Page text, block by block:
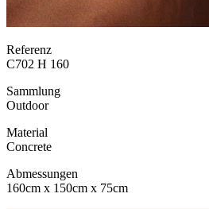
Referenz
C702 H 160
Sammlung
Outdoor
Material
Concrete
Abmessungen
160cm x 150cm x 75cm